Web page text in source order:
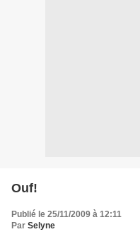
Ouf!
Publié le 25/11/2009 à 12:11
Par Selyne